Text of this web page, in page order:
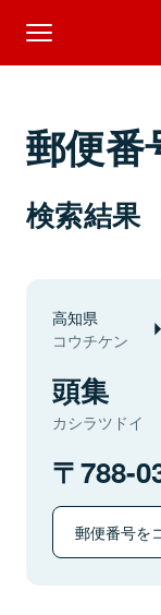
郵便番
検索結果
高知県
コウチケン
頭集
カシラツドイ
788-
郵便番号を